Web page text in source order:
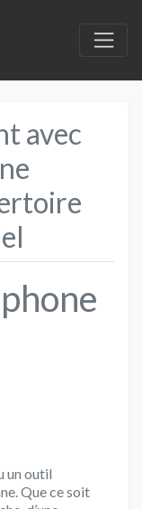
avec
un outil
Que ce soit